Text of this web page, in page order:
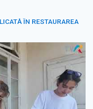
ÎN RESTAURAREA